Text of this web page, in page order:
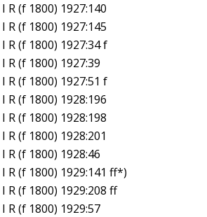
(f 1800) 1927:140
(f 1800) 1927:145
R (f 1800) 1927:34 f
(f 1800) 1927:39
R (f 1800) 1927:51 f
(f 1800) 1928:196
(f 1800) 1928:198
(f 1800) 1928:201
(f 1800) 1928:46
R (f 1800) 1929:141 ff*)
R (f 1800) 1929:208 ff
R (f 1800) 1929:57